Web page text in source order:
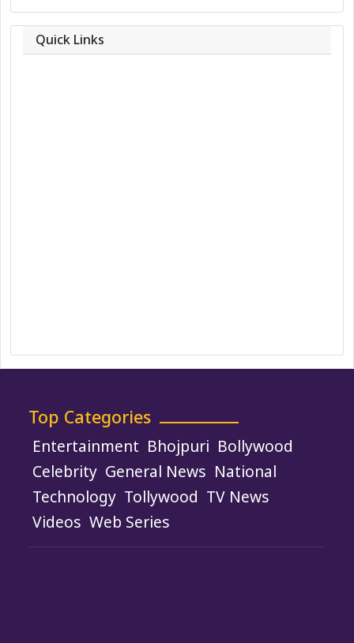
Quick Links
Top Categories
Entertainment Bhojpuri Bollywood
Celebrity General News National
Technology Tollywood TV News
Videos Web Series